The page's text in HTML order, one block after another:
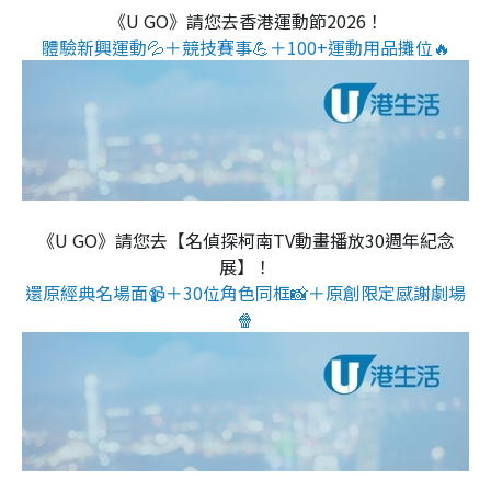
《U GO》請您去香港運動節2026！
體驗新興運動💦＋競技賽事💪＋100+運動用品攤位🔥
《U GO》請您去【名偵探柯南TV動畫播放30週年紀念
展】！
還原經典名場面📹＋30位角色同框📸＋原創限定感謝劇場
🍿